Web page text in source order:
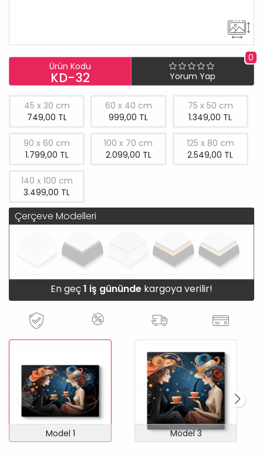
Ürün Kodu
KD-32
0
Yorum Yap
45 x 30 cm
749,00 TL
60 x 40 cm
999,00 TL
75 x 50 cm
1.349,00 TL
90 x 60 cm
1.799,00 TL
100 x 70 cm
2.099,00 TL
125 x 80 cm
2.549,00 TL
140 x 100 cm
3.499,00 TL
Çerçeve Modelleri
En geç1 iş gününde kargoya verilir!
Model 1 Model 3